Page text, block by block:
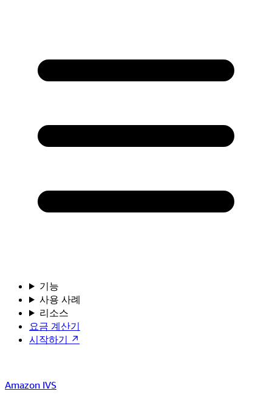
기능
사용 사례
리소스
요금 계산기
시작하기 ↗
Amazon IVS